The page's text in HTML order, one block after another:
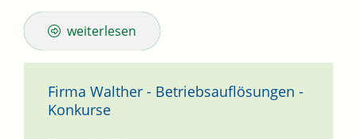
weiterlesen
Firma Walther - Betriebsauflösungen -
Konkurse